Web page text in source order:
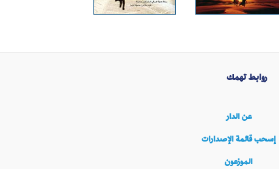
روابط تهمك
عن الدار
إسحب قائمة الإصدارات
الموزعون